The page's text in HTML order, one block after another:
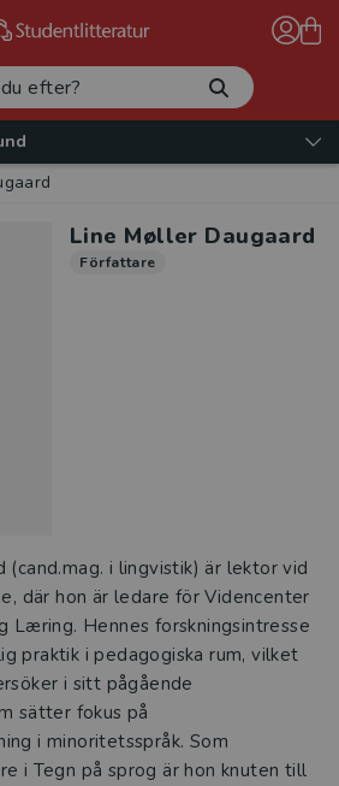
Line Møller Daugaard
Författare
(cand.mag. i lingvistik) är lektor vid
där hon är ledare för Videncenter
Læring. Hennes forskningsintresse
praktik i pedagogiska rum, vilket
i sitt pågående
sätter fokus på
i minoritetsspråk. Som
i Tegn på sprog är hon knuten till